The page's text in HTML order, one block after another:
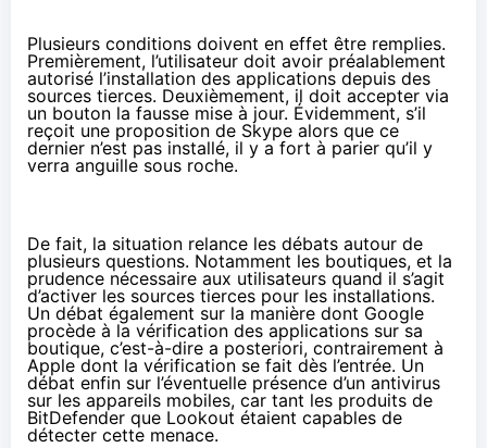
Plusieurs conditions doivent en effet être remplies.
Premièrement, l’utilisateur doit avoir préalablement
autorisé l’installation des applications depuis des
sources tierces. Deuxièmement, il doit accepter via
un bouton la fausse mise à jour. Évidemment, s’il
reçoit une proposition de Skype alors que ce
dernier n’est pas installé, il y a fort à parier qu’il y
verra anguille sous roche.
De fait, la situation relance les débats autour de
plusieurs questions. Notamment les boutiques, et la
prudence nécessaire aux utilisateurs quand il s’agit
d’activer les sources tierces pour les installations.
Un débat également sur la manière dont Google
procède à la vérification des applications sur sa
boutique, c’est-à-dire a posteriori, contrairement à
Apple dont la vérification se fait dès l’entrée. Un
débat enfin sur l’éventuelle présence d’un antivirus
sur les appareils mobiles, car tant les produits de
BitDefender que Lookout étaient capables de
détecter cette menace.